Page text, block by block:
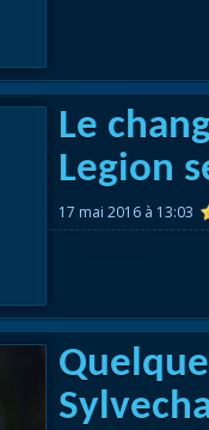
Le
Legion
17 mai 2016 à 13:03